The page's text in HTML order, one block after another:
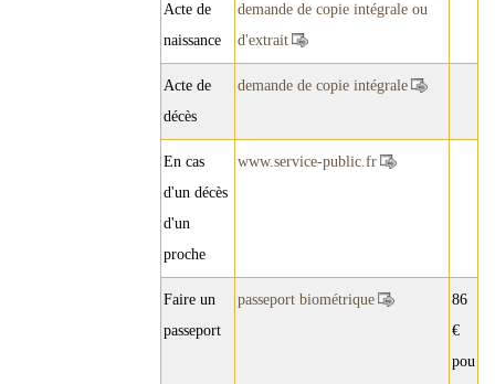
Acte de
naissance
demande de copie intégrale ou
d'extrait
Acte de
décès
demande de copie intégrale
En cas
d'un décès
d'un
proche
www.service-public.fr
Faire un
passeport
passeport biométrique
86
€
pou